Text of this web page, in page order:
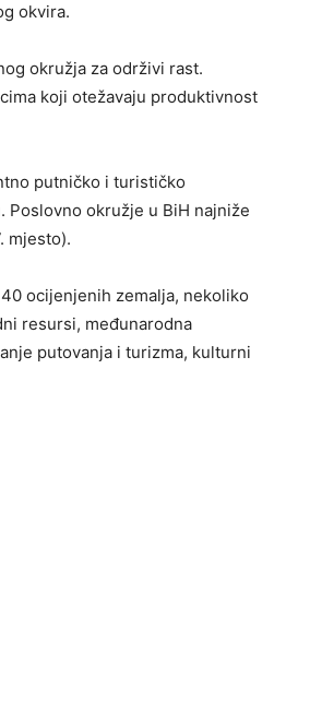
okvira.
okružja za održivi rast.
koji otežavaju produktivnost
putničko i turističko
Poslovno okružje u BiH najniže
mjesto).
ocijenjenih zemalja, nekoliko
resursi, međunarodna
putovanja i turizma, kulturni